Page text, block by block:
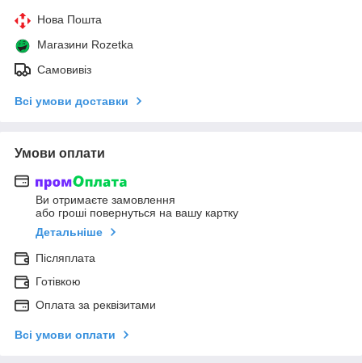
Нова Пошта
Магазини Rozetka
Самовивіз
Всі умови доставки
Умови оплати
Ви отримаєте замовлення
або гроші повернуться на вашу картку
Детальніше
Післяплата
Готівкою
Оплата за реквізитами
Всі умови оплати